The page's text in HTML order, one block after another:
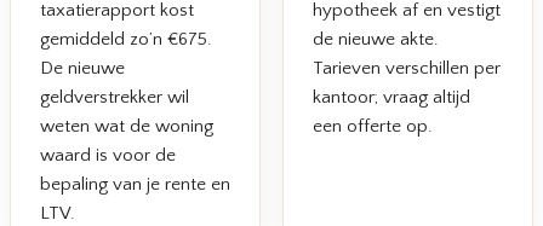
taxatierapport kost
gemiddeld zo’n €675.
De nieuwe
geldverstrekker wil
weten wat de woning
waard is voor de
bepaling van je rente en
LTV.
hypotheek af en vestigt
de nieuwe akte.
Tarieven verschillen per
kantoor; vraag altijd
een offerte op.